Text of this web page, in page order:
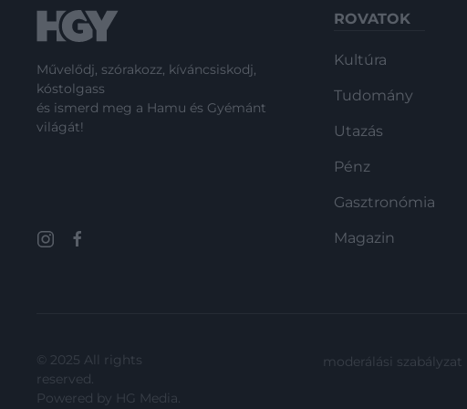
Művelődj, szórakozz, kíváncsiskodj,
kóstolgass
és ismerd meg a Hamu és Gyémánt
világát!
ROVATOK
Kultúra
Tudomány
Utazás
Pénz
Gasztronómia
Magazin
© 2025 All rights
reserved.
Powered by HG Media.
moderálási szabályzat